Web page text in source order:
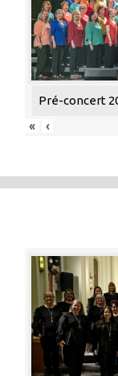
Pré-concert
«
‹